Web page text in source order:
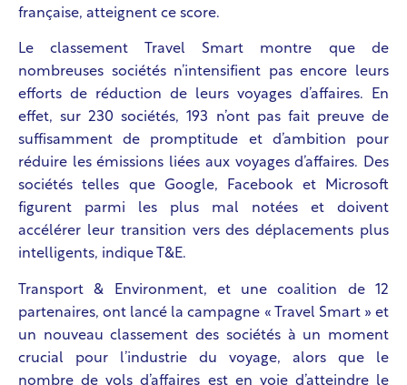
française, atteignent ce score.
Le classement Travel Smart montre que de
nombreuses sociétés n’intensifient pas encore leurs
efforts de réduction de leurs voyages d’affaires. En
effet, sur 230 sociétés, 193 n’ont pas fait preuve de
suffisamment de promptitude et d’ambition pour
réduire les émissions liées aux voyages d’affaires. Des
sociétés telles que Google, Facebook et Microsoft
figurent parmi les plus mal notées et doivent
accélérer leur transition vers des déplacements plus
intelligents, indique T&E.
Transport & Environment, et une coalition de 12
partenaires, ont lancé la campagne « Travel Smart » et
un nouveau classement des sociétés à un moment
crucial pour l’industrie du voyage, alors que le
nombre de vols d’affaires est en voie d’atteindre le